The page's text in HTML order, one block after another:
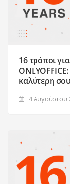
16 τρόποι
καλύτερη
4 Αυγούστου